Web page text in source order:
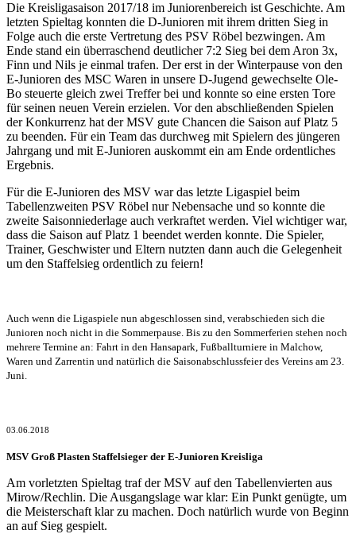
Die Kreisligasaison 2017/18 im Juniorenbereich ist Geschichte. Am
letzten Spieltag konnten die D-Junioren mit ihrem dritten Sieg in
Folge auch die erste Vertretung des PSV Röbel bezwingen. Am
Ende stand ein überraschend deutlicher 7:2 Sieg bei dem Aron 3x,
Finn und Nils je einmal trafen. Der erst in der Winterpause von den
E-Junioren des MSC Waren in unsere D-Jugend gewechselte Ole-
Bo steuerte gleich zwei Treffer bei und konnte so eine ersten Tore
für seinen neuen Verein erzielen. Vor den abschließenden Spielen
der Konkurrenz hat der MSV gute Chancen die Saison auf Platz 5
zu beenden. Für ein Team das durchweg mit Spielern des jüngeren
Jahrgang und mit E-Junioren auskommt ein am Ende ordentliches
Ergebnis.
Für die E-Junioren des MSV war das letzte Ligaspiel beim
Tabellenzweiten PSV Röbel nur Nebensache und so konnte die
zweite Saisonniederlage auch verkraftet werden. Viel wichtiger war,
dass die Saison auf Platz 1 beendet werden konnte. Die Spieler,
Trainer, Geschwister und Eltern nutzten dann auch die Gelegenheit
um den Staffelsieg ordentlich zu feiern!
Auch wenn die Ligaspiele nun abgeschlossen sind, verabschieden sich die
Junioren noch nicht in die Sommerpause. Bis zu den Sommerferien stehen noch
mehrere Termine an: Fahrt in den Hansapark, Fußballturniere in Malchow,
Waren und Zarrentin und natürlich die Saisonabschlussfeier des Vereins am 23.
Juni.
03.06.2018
MSV Groß Plasten Staffelsieger der E-Junioren Kreisliga
Am vorletzten Spieltag traf der MSV auf den Tabellenvierten aus
Mirow/Rechlin. Die Ausgangslage war klar: Ein Punkt genügte, um
die Meisterschaft klar zu machen. Doch natürlich wurde von Beginn
an auf Sieg gespielt.